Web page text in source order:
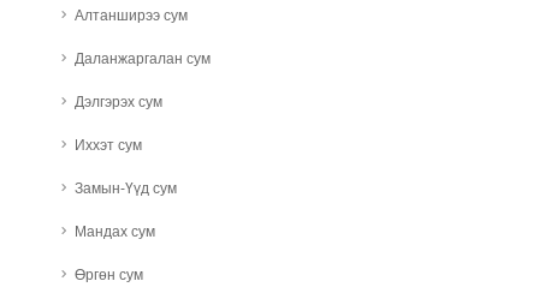
Алтанширээ сум
Даланжаргалан сум
Дэлгэрэх сум
Иххэт сум
Замын-Үүд сум
Мандах сум
Өргөн сум